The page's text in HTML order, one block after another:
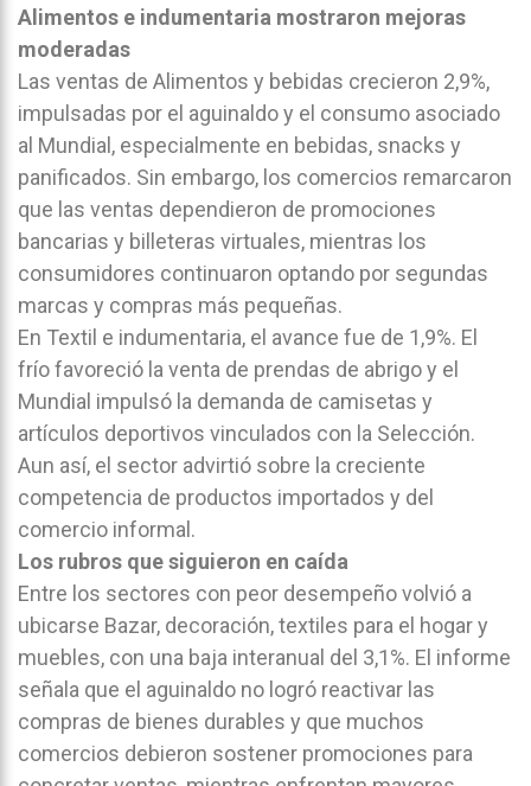
Alimentos e indumentaria mostraron mejoras
moderadas
Las ventas de Alimentos y bebidas crecieron 2,9%,
impulsadas por el aguinaldo y el consumo asociado
al Mundial, especialmente en bebidas, snacks y
panificados. Sin embargo, los comercios remarcaron
que las ventas dependieron de promociones
bancarias y billeteras virtuales, mientras los
consumidores continuaron optando por segundas
marcas y compras más pequeñas.
En Textil e indumentaria, el avance fue de 1,9%. El
frío favoreció la venta de prendas de abrigo y el
Mundial impulsó la demanda de camisetas y
artículos deportivos vinculados con la Selección.
Aun así, el sector advirtió sobre la creciente
competencia de productos importados y del
comercio informal.
Los rubros que siguieron en caída
Entre los sectores con peor desempeño volvió a
ubicarse Bazar, decoración, textiles para el hogar y
muebles, con una baja interanual del 3,1%. El informe
señala que el aguinaldo no logró reactivar las
compras de bienes durables y que muchos
comercios debieron sostener promociones para